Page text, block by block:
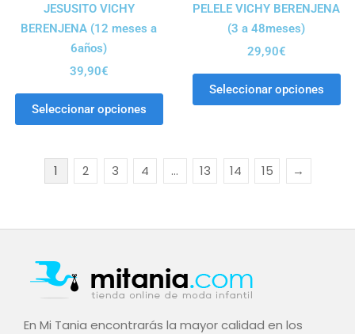
JESUSITO VICHY
BERENJENA (12 meses a
6años)
39,90€
Seleccionar opciones
PELELE VICHY BERENJENA
(3 a 48meses)
29,90€
Seleccionar opciones
1 2 3 4 … 13 14 15 →
En Mi Tania encontrarás la mayor calidad en los